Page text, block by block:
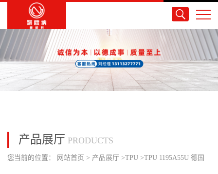
产品展厅 PRODUCTS
您当前的位置： 网站首页 > 产品展厅 >TPU >TPU 1195A55U 德国